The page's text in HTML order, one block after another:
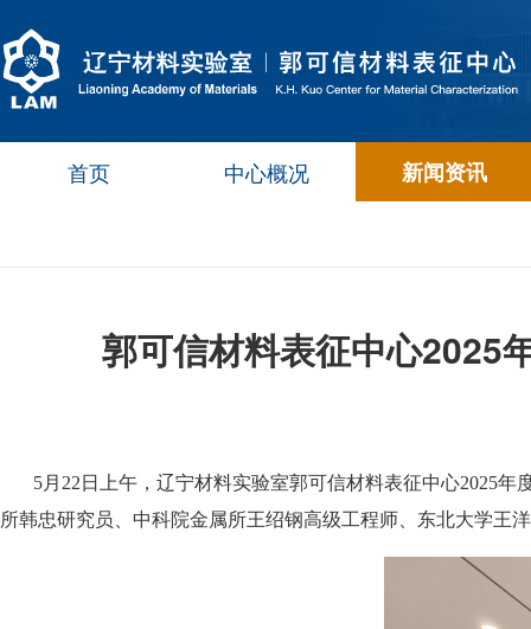
首页 中心概况 新闻资讯
郭可信材料表征中心2025
5月22日上午，辽宁材料实验室郭可信材料表征中心2025
所韩忠研究员、中科院金属所王绍钢高级工程师、东北大学王